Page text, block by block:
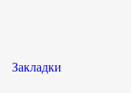
Закладки